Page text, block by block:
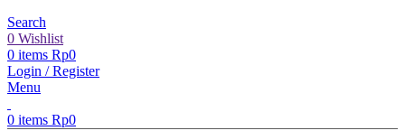
Search
0 Wishlist
0 items Rp0
Login / Register
Menu
0 items Rp0